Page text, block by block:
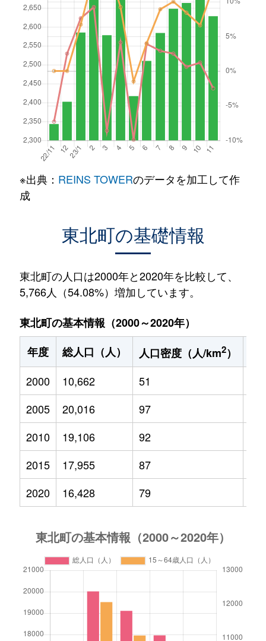
※出典： REINS TOWERのデータを加工して作
成
東北町の基礎情報
東北町の人口は2000年と2020年を比較して、
5,766人（54.08%）増加しています。
東北町の基本情報（2000～2020年）
年度
総人口（人） 人口密度（人/km2）
2000
10,662 51
2005
20,016 97
2010
19,106 92
2015
17,955 87
2020
16,428 79